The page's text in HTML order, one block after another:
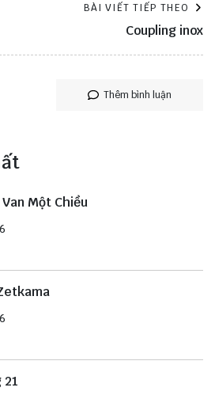
BÀI VIẾT TIẾP THEO
Coupling inox
Thêm bình luận
Van Một Chiều
21